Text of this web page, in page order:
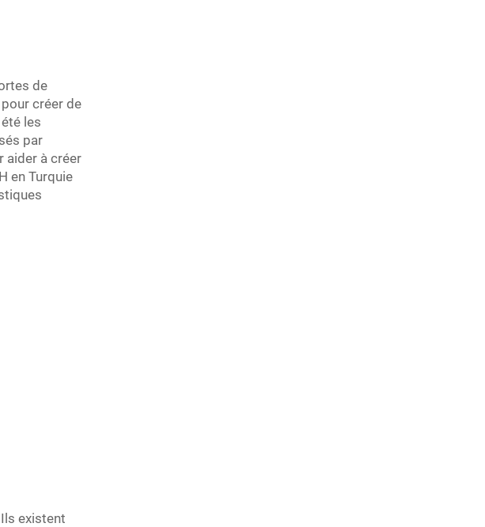
de
créer de
les
par
aider à créer
en Turquie
existent